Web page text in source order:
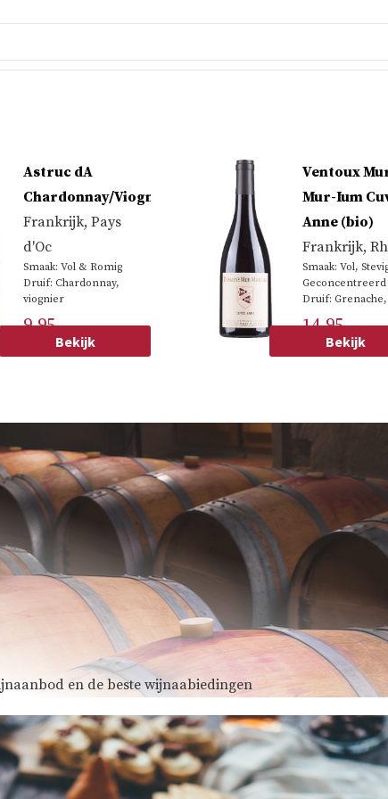
Astruc dA
Chardonnay/Viognier
Frankrijk, Pays
d'Oc
Smaak: Vol & Romig
Druif: Chardonnay,
viognier
9.95
Bekijk
Ventoux
Mur-Ium
Anne (bio)
Frankrijk,
Smaak: Vol,
Geconcentreerd
Druif: Grenache,
14.95
Bekijk
en de beste wijnaabiedingen